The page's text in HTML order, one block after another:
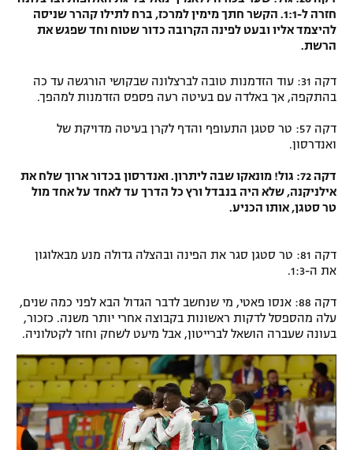
חזרה ל-1:1. הקשר חתך מימין למרכז, ברח לתילו קהרר שניסה
להיצמד אליו ובעט לפינה הקרובה כדור שטוח וחד שפגש את
הרשת.
דקה 31: עוד הזדמנות טובה לברצלונה שבקושי הורגשה עד כה
בהתקפה, אך באלדה עם בעיטה רעה פספס הזדמנות למהפך.
דקה 57: טר סטגן התעופף והדף לקרן בעיטה מדויקת של
ואנדרסון.
דקה 72: גול! מונאקו שבה ליתרון. ואנדרסון בכדור ארוך שלח את
אילניקנה, שלא היה בנבדל ורץ כל הדרך עד לאחד על אחד מול
טר סטגן, אותו הכניע.
דקה 81: טר סטגן סגר את הפינה ובהצלה גדולה מנע מבאלוגון
את ה-1:3.
דקה 88: אנסו פאטי, מי שנחשב לדבר הגדול הבא לפני כמה שנים,
עלה מהספסל לדקות ראשונות בקבוצה אחרי יותר משנה. כזכור,
בעונה שעברה הושאל לברייטון, אבל מיעט לשחק וחזר לקטלוניה.